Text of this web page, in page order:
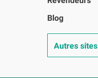
Blog
Autres sites